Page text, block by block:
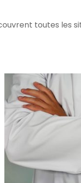
toutes les